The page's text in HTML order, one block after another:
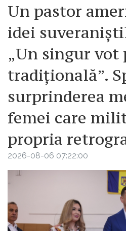
Un pastor
idei
„Un singur
tradițională”.
surprinderea
femei care
propria
2026-08-06 07:22:00